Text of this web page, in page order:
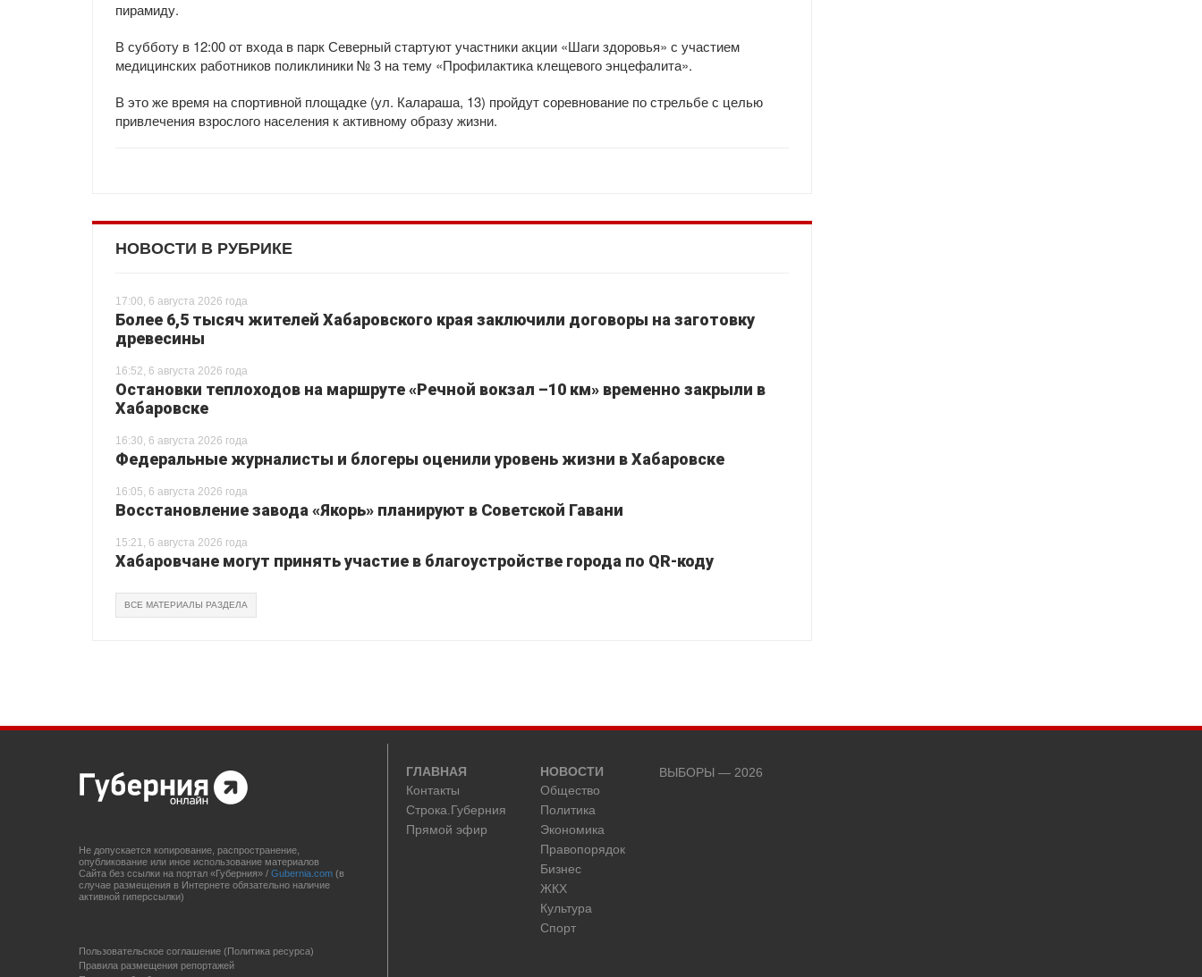
пирамиду.
В субботу в 12:00 от входа в парк Северный стартуют участники акции «Шаги здоровья» с участием
медицинских работников поликлиники № 3 на тему «Профилактика клещевого энцефалита».
В это же время на спортивной площадке (ул. Калараша, 13) пройдут соревнование по стрельбе с целью
привлечения взрослого населения к активному образу жизни.
НОВОСТИ В РУБРИКЕ
17:00, 6 августа 2026 года
Более 6,5 тысяч жителей Хабаровского края заключили договоры на заготовку
древесины
16:52, 6 августа 2026 года
Остановки теплоходов на маршруте «Речной вокзал –10 км» временно закрыли в
Хабаровске
16:30, 6 августа 2026 года
Федеральные журналисты и блогеры оценили уровень жизни в Хабаровске
16:05, 6 августа 2026 года
Восстановление завода «Якорь» планируют в Советской Гавани
15:21, 6 августа 2026 года
Хабаровчане могут принять участие в благоустройстве города по QR-коду
ВСЕ МАТЕРИАЛЫ РАЗДЕЛА
Не допускается копирование, распространение,
опубликование или иное использование материалов
Сайта без ссылки на портал «Губерния» / Gubernia.com (в
случае размещения в Интернете обязательно наличие
активной гиперссылки)
Пользовательское соглашение (Политика ресурса)
Правила размещения репортажей
ГЛАВНАЯ
Контакты
Строка.Губерния
Прямой эфир
НОВОСТИ
Общество
Политика
Экономика
Правопорядок
Бизнес
ЖКХ
Культура
Спорт
ВЫБОРЫ — 2026